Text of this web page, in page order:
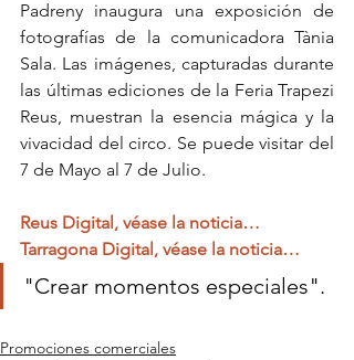
Padreny inaugura una exposición de
fotografías de la comunicadora Tània
Sala. Las imágenes, capturadas durante
las últimas ediciones de la Feria Trapezi
Reus, muestran la esencia mágica y la
vivacidad del circo. Se puede visitar del
7 de Mayo al 7 de Julio.
Reus Digital, véase la noticia…
Tarragona Digital, véase la noticia…
"Crear momentos especiales".
Promociones comerciales